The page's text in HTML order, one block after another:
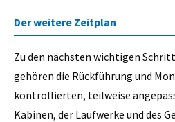
Der weitere Zeitplan
Zu den nächsten wichtigen
gehören die Rückführung und
kontrollierten, teilweise
Kabinen, der Laufwerke und des